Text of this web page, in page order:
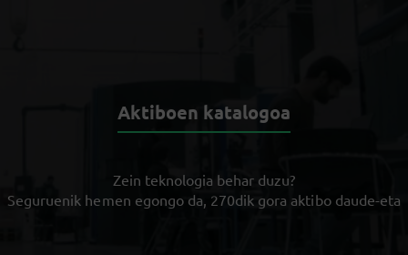
Aktiboen katalogoa
Zein teknologia behar duzu?
Seguruenik hemen egongo da, 270dik gora aktibo daude-eta